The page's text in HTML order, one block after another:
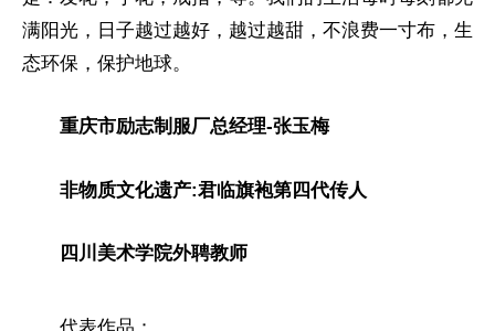
满阳光，日子越过越好，越过越甜，不浪费一寸布，生
态环保，保护地球。
重庆市励志制服厂总经理-张玉梅
非物质文化遗产:君临旗袍第四代传人
四川美术学院外聘教师